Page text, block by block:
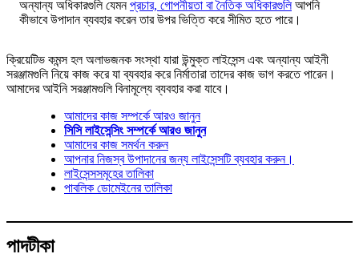
অন্যান্য অধিকারগুলি যেমনপ্রচার, গোপনীয়তা বা নৈতিক অধিকারগুলিআপনি
কীভাবে উপাদান ব্যবহার করেন তার উপর ভিত্তি করে সীমিত হতে পারে।
ক্রিয়েটিভ কমন্স হল অলাভজনক সংস্থা যারা উন্মুক্ত লাইসেন্স এবং অন্যান্য আইনী
সরঞ্জামগুলি নিয়ে কাজ করে যা ব্যবহার করে নির্মাতারা তাদের কাজ ভাগ করতে পারেন।
আমাদের আইনি সরঞ্জামগুলি বিনামূল্যে ব্যবহার করা যাবে।
আমাদের কাজ সম্পর্কে আরও জানুন
সিসি লাইসেন্সিং সম্পর্কে আরও জানুন
আমাদের কাজ সমর্থন করুন
আপনার নিজস্ব উপাদানের জন্য লাইসেন্সটি ব্যবহার করুন।
লাইসেন্সসমূহের তালিকা
পাবলিক ডোমেইনের তালিকা
পাদটীকা